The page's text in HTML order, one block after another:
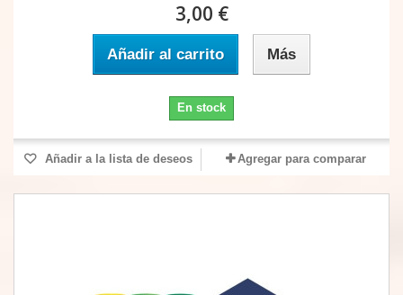
3,00 €
Añadir al carrito Más
En stock
Añadir a la lista de deseos Agregar para comparar